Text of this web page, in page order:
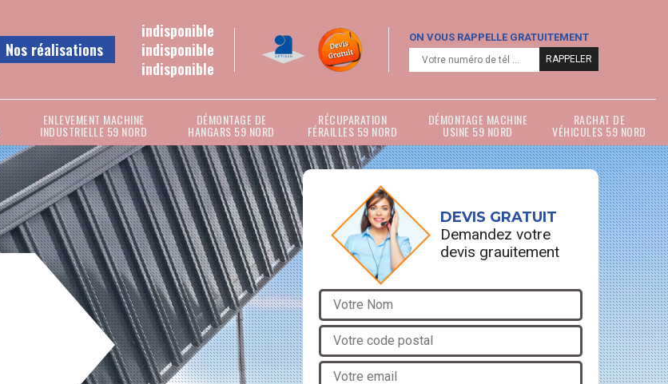
Nos réalisations
indisponible
indisponible
indisponible
ON VOUS RAPPELLE GRATUITEMENT
ENLEVEMENT MACHINE
INDUSTRIELLE 59 NORD
DÉMONTAGE DE
HANGARS 59 NORD
RÉCUPARATION
FÉRAILLES 59 NORD
DÉMONTAGE MACHINE
USINE 59 NORD
RACHAT DE
VÉHICULES 59 NORD
DEVIS GRATUIT
Demandez votre
devis grauitement